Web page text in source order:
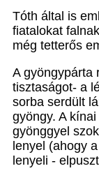
Tóth által is
fiatalokat
még tetterős
A gyöngypárta
tisztaságot- a
sorba serdült
gyöngy. A
gyönggyel
lenyel (ahogy
lenyeli -